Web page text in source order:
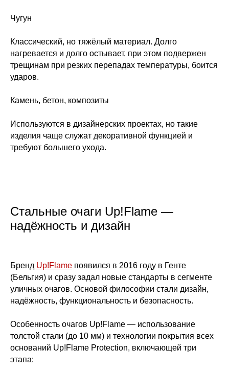
Чугун
Классический, но тяжёлый материал. Долго
нагревается и долго остывает, при этом подвержен
трещинам при резких перепадах температуры, боится
ударов.
Камень, бетон, композиты
Используются в дизайнерских проектах, но такие
изделия чаще служат декоративной функцией и
требуют большего ухода.
Стальные очаги Up!Flame —
надёжность и дизайн
Бренд Up!Flame появился в 2016 году в Генте
(Бельгия) и сразу задал новые стандарты в сегменте
уличных очагов. Основой философии стали дизайн,
надёжность, функциональность и безопасность.
Особенность очагов Up!Flame — использование
толстой стали (до 10 мм) и технологии покрытия всех
оснований Up!Flame Protection, включающей три
этапа: